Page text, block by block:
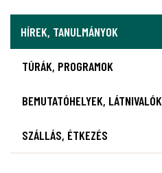
HÍREK, TANULMÁNYOK
TÚRÁK, PROGRAMOK
BEMUTATÓHELYEK, LÁTNIVALÓK
SZÁLLÁS, ÉTKEZÉS